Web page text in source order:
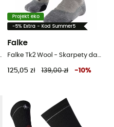
Projekt eko
-5% Extra - Kod Summer5
Falke
125,05 zł 139,00 zł -10%